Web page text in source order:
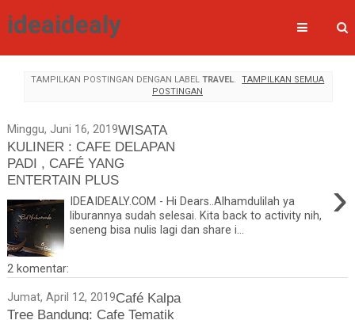
ideaidealy
TAMPILKAN POSTINGAN DENGAN LABEL TRAVEL.
TAMPILKAN SEMUA
POSTINGAN
Minggu, Juni 16, 2019WISATA
KULINER : CAFE DELAPAN
PADI , CAFÉ YANG
ENTERTAIN PLUS
›
IDEAIDEALY.COM - Hi Dears..Alhamdulilah ya
liburannya sudah selesai. Kita back to activity nih,
seneng bisa nulis lagi dan share i...
2 komentar:
Jumat, April 12, 2019Café Kalpa
Tree Bandung: Cafe Tematik